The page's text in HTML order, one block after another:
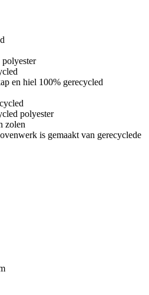
en hiel 100% gerecycled
polyester
zolen
is gemaakt van gerecyclede